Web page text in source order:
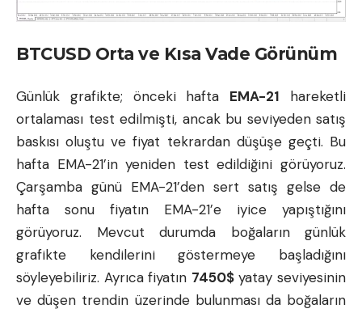
BTCUSD Orta ve Kısa Vade Görünüm
Günlük grafikte; önceki hafta EMA-21 hareketli
ortalaması test edilmişti, ancak bu seviyeden satış
baskısı oluştu ve fiyat tekrardan düşüşe geçti. Bu
hafta EMA-21’in yeniden test edildiğini görüyoruz.
Çarşamba günü EMA-21’den sert satış gelse de
hafta sonu fiyatın EMA-21’e iyice yapıştığını
görüyoruz. Mevcut durumda boğaların günlük
grafikte kendilerini göstermeye başladığını
söyleyebiliriz. Ayrıca fiyatın 7450$yatay seviyesinin
ve düşen trendin üzerinde bulunması da boğaların